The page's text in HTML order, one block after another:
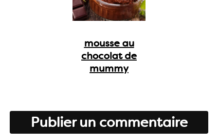
mousse au
chocolat de
mummy
Publier un commentaire